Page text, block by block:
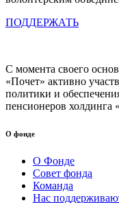
ПОДДЕРЖАТЬ
С момента своего
«Почет» активно
политики и
пенсионеров холдинга
О фонде
О Фонде
Совет фонда
Команда
Нас